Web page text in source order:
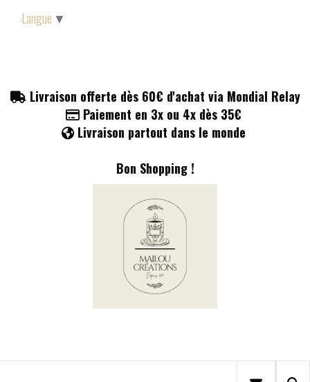
Livraison offerte dès 60€ d'achat via Mondial Relay
Paiement en 3x ou 4x dès 35€
 Livraison partout dans le monde
Bon Shopping !
Langue ▼